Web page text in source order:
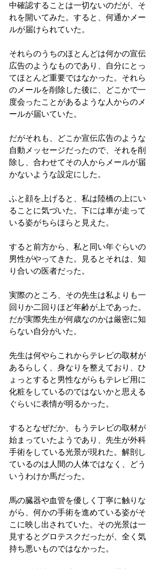
中確認することは一切ないのだが、そ
れを開いてみた。すると、何通かメー
ルが届けられていた。
それらのうちのほとんどは何かの宣伝
広告のようなものであり、自分にとっ
てほとんど重要ではなかった。それら
のメールを削除した後に、どこかで一
度会ったことがあるような人からのメ
ールが届いていた。
だがそれも、どこか宣伝広告のような
自動メッセージだったので、それを削
除し、合わせてその人からメールが届
かないような設定にした。
ふと顔を上げると、私は陸橋の上にい
ることに気づいた。下には車が走って
いる姿がちらほらと見えた。
すると前方から、私と同い年ぐらいの
男性がやってきた。見るとそれは、知
り合いの医者だった。
実際のところ、その先生は私よりも一
回りか二回りほど年齢が上であった。
だが実際先生が何歳なのかは厳密に知
らない自分がいた。
先生は何やらこれからテレビの取材が
あるらしく、身なりを整えており、ひ
ょっとすると男性ながらもテレビ用に
化粧をしているのではないかと思える
ぐらいに表情が明るかった。
するとなぜだか、もうテレビの取材が
始まっていたようであり、先生が外科
手術をしている光景が現れた。解剖し
ているのは人間の人体ではなく、どう
いうわけか馬だった。
馬の臓器や血管を優しく丁寧に触りな
がら、何かの手術を進めている姿がそ
こに映し出されていた。その光景は一
見するとグロテスクだったが、全く気
持ち悪いものではなかった。